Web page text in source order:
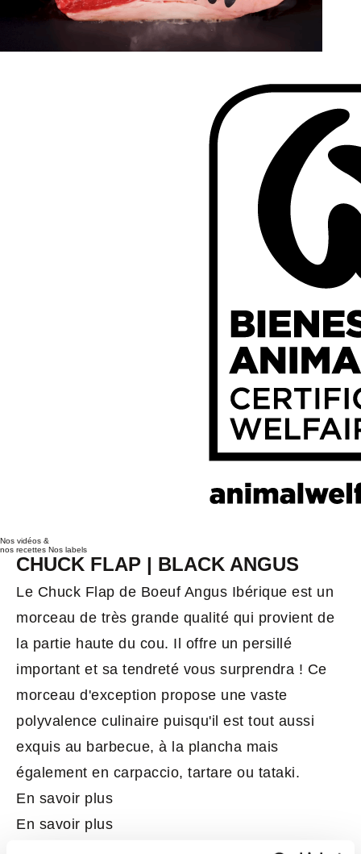
Nos vidéos &
nos recettes Nos labels
CHUCK FLAP | BLACK ANGUS
Le Chuck Flap de Boeuf Angus Ibérique est un
morceau de très grande qualité qui provient de
la partie haute du cou. Il offre un persillé
important et sa tendreté vous surprendra ! Ce
morceau d'exception propose une vaste
polyvalence culinaire puisqu'il est tout aussi
exquis au barbecue, à la plancha mais
également en carpaccio, tartare ou tataki.
En savoir plus
En savoir plus